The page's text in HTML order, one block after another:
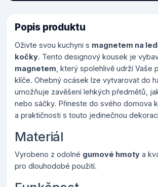
Popis produktu
Oživte svou kuchyni s magnetem na
kočky. Tento designový kousek je
magnetem , který spolehlivě udrží Vaše
klíče. Ohebný ocásek lze vytvarovat do
umožňuje zavěšení lehkých předmětů,
nebo sáčky. Přineste do svého domova
a praktičnosti s touto jedinečnou
Materiál
Vyrobeno z odolné gumové hmoty a
pro dlouhodobé použití.